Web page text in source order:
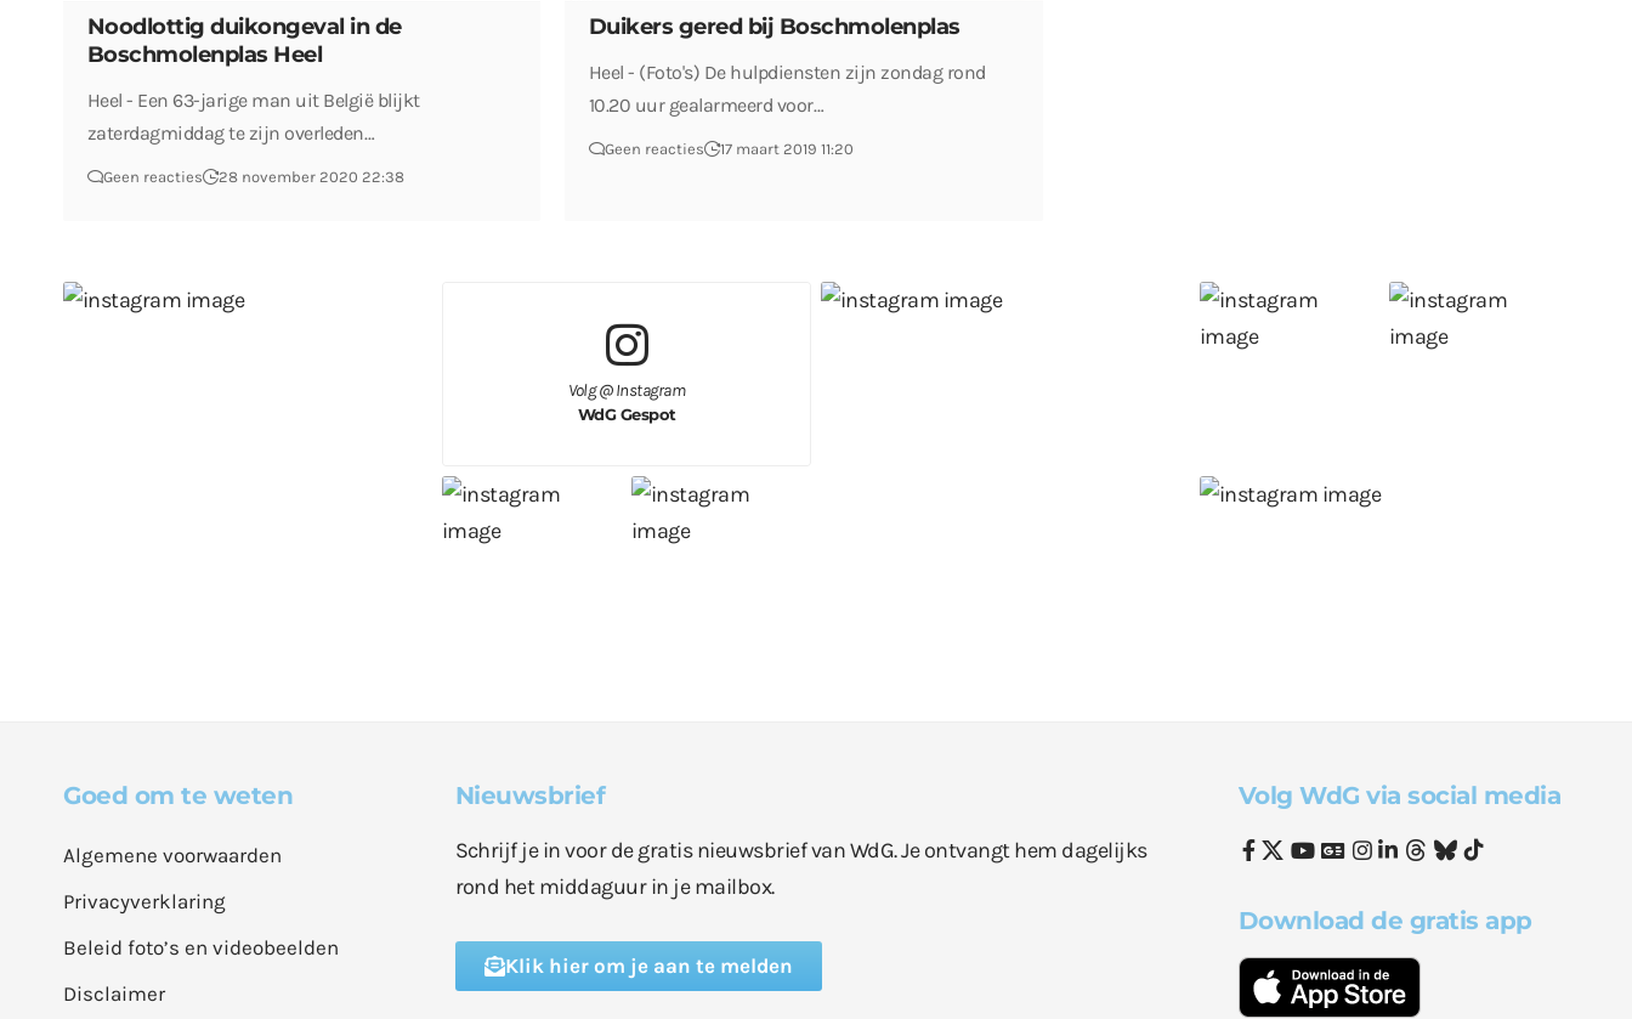
Noodlottig duikongeval in de
Boschmolenplas Heel
Heel - Een 63-jarige man uit België blijkt
zaterdagmiddag te zijn overleden…
Geen reacties 28 november 2020 22:38
Duikers gered bij Boschmolenplas
Heel - (Foto's) De hulpdiensten zijn zondag rond
10.20 uur gealarmeerd voor…
Geen reacties 17 maart 2019 11:20
Volg @ Instagram
WdG Gespot
Goed om te weten
Algemene voorwaarden
Privacyverklaring
Beleid foto’s en videobeelden
Disclaimer
Nieuwsbrief
Schrijf je in voor de gratis nieuwsbrief van WdG. Je ontvangt hem dagelijks
rond het middaguur in je mailbox.
Klik hier om je aan te melden
Volg WdG via social media
Download de gratis app